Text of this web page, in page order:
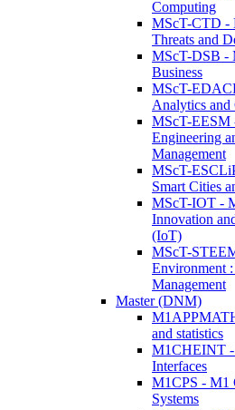
Computing
MScT-CTD -
Threats and
MScT-DSB -
Business
MScT-
Analytics and
MScT-EESM
Engineering
Management
MScT-
Smart Cities
MScT-IOT -
Innovation
(IoT)
MScT-
Environment
Management
Master (DNM)
and statistics
M1CHEINT -
Interfaces
M1CPS - M1
Systems